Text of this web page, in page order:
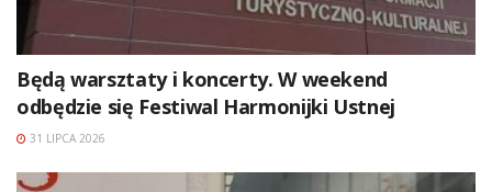
Będą warsztaty i koncerty. W weekend
odbędzie się Festiwal Harmonijki Ustnej
31 LIPCA 2026